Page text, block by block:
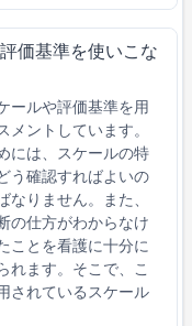
価基準を使いこな
ールや評価基準を用
ントしています。
には、スケールの特
う確認すればよいの
りません。また、
の仕方がわからなけ
ことを看護に十分に
れます。そこで、こ
されているスケール